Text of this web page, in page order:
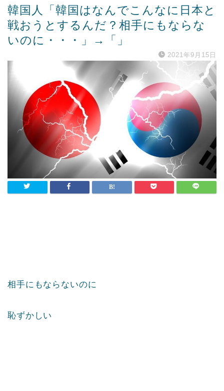
Powered by livedoor 相互RSS
韓国人「韓国はなんでこんなに日本と
戦おうとするんだ？相手にもならな
いのに・・・」→「」
2021年9月15日
相手にもならないのに
恥ずかしい